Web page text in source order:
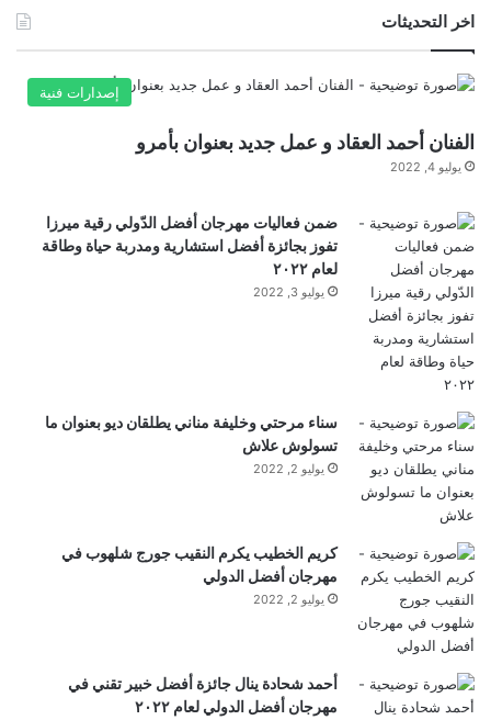
صحيح أن البنك المركزي الأوروبي يظل واثقاً إلى حد كبير
من أن الضغوط التي يمارسها على الحكومةالهندية
ومجلس الكريكيت التابع لها سوف تؤدي إلى حصول عادل
المدى الطويل كلاعب دوار، ريحان أحمد ـ المولود في
برادفورد ونوتنجهام من أصول باكستانية ـ على تأشيراتهما
في الوقت المناسب.
لكن التاريخ الحديث يضعف هذه الثقة – قبل عامين، تم
اختيار أول فريق اختباري لإنجلترا في حيدر أبادبسبب
تأخير أوراق الاختيار الأول لفريق شعيب بشير، مما يعني
محمود إلى التغيب عن معسكر تدريبي قبل جولة الكرة
البيضاء إلى شبه القارة الهندية
اخر التحديثات
إصدارات فنية
الفنان أحمد العقاد و عمل جديد بعنوان بأمرو
يوليو 4, 2022
ضمن فعاليات مهرجان أفضل الدّولي رقية ميرزا
تفوز بجائزة أفضل استشارية ومدربة حياة وطاقة
لعام ٢٠٢٢
يوليو 3, 2022
سناء مرحتي وخليفة مناني يطلقان ديو بعنوان ما
تسولوش علاش
يوليو 2, 2022
كريم الخطيب يكرم النقيب جورج شلهوب في
مهرجان أفضل الدولي
يوليو 2, 2022
أحمد شحادة ينال جائزة أفضل خبير تقني في
مهرجان أفضل الدولي لعام ٢٠٢٢